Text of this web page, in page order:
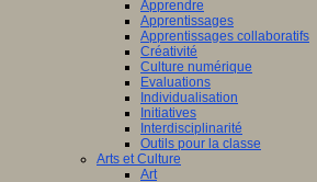
Apprendre
Apprentissages
Apprentissages collaboratifs
Créativité
Culture numérique
Evaluations
Individualisation
Initiatives
Interdisciplinarité
Outils pour la classe
Arts et Culture
Art